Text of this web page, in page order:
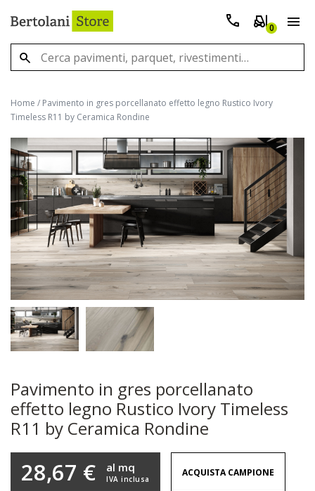
0
Home / Pavimento in gres porcellanato effetto legno Rustico Ivory
Timeless R11 by Ceramica Rondine
Pavimento in gres porcellanato
effetto legno Rustico Ivory Timeless
R11 by Ceramica Rondine
28,67 € IVA inclusa
al mq ACQUISTA CAMPIONE